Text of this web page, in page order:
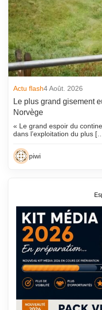
Actu flash4 Août. 2026
Le plus grand gisement
Norvège
« Le grand espoir du
dans l’exploitation du plus
piwi